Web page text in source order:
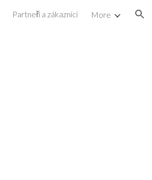
Partneři a zákazníci More